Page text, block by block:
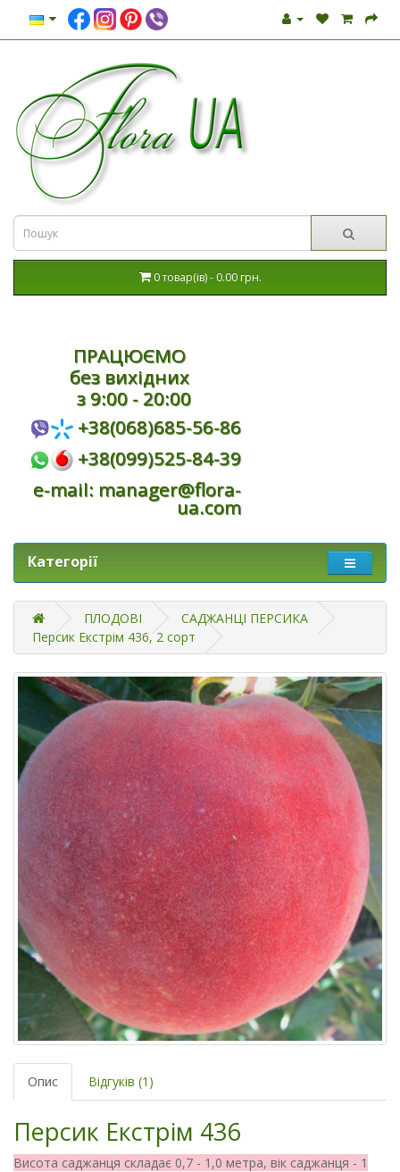
0 товар(ів) - 0.00 грн.
ПРАЦЮЄМО
без вихідних
з 9:00 - 20:00
+38(068)685-56-86
+38(099)525-84-39
e-mail: manager@flora-
ua.com
Категорії
ПЛОДОВІ
САДЖАНЦІ ПЕРСИКА
Персик Екстрім 436, 2 сорт
Опис Відгуків (1)
Персик Екстрім 436
Висота саджанця складає 0,7 - 1,0 метра, вік саджанця - 1